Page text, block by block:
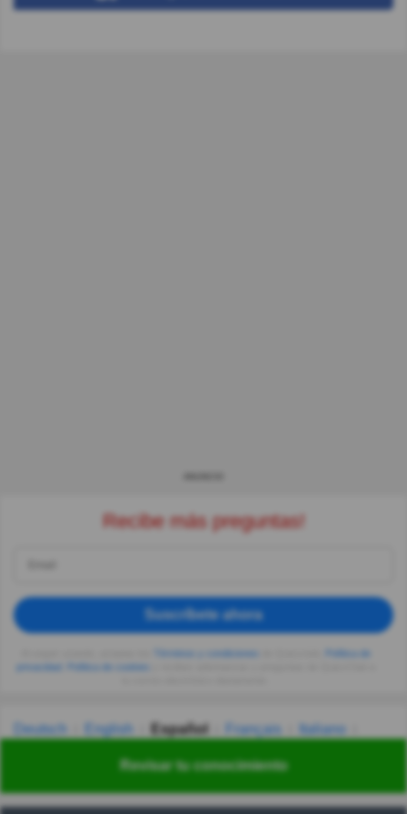
Revisar tu conocimiento
Recibe más preguntas!
Suscríbete ahora
privacidad
Deutsch English Español Français
Italiano
Українська हिन्दी 한국어 汉语